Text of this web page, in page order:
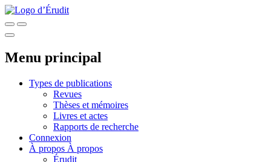
Menu principal
Types de publications
Revues
Thèses et mémoires
Livres et actes
Rapports de recherche
Connexion
À propos À propos
Érudit